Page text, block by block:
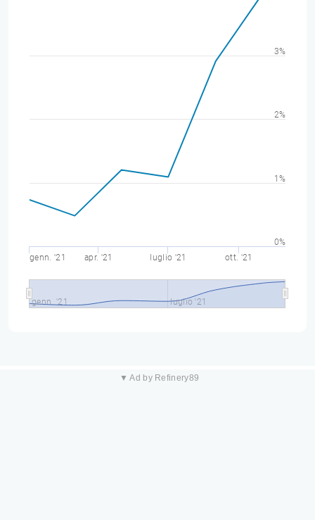
genn. '21 apr. '21 luglio '21 ott. '21
genn. '21 luglio '21
0%
1%
2%
3%
▼ Ad by Refinery89